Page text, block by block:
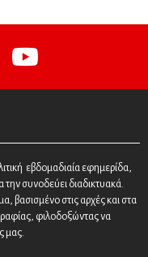
youtube
εβδομαδιαία εφημερίδα,
συνοδεύει διαδικτυακά.
βασισμένο στις αρχές και στα
φιλοδοξώντας να
μας.